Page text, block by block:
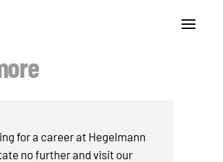
for a career at Hegelmann
no further and visit our